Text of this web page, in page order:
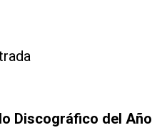
Discográfico del Año